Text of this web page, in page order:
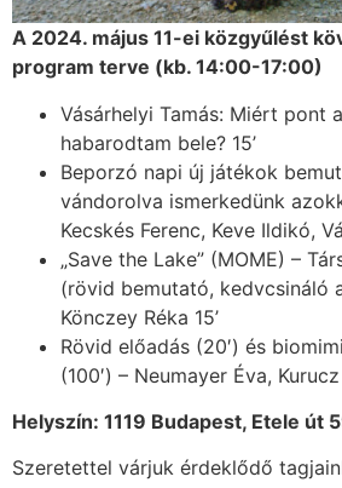
A 2024. május 11-ei közgyűlést
program terve (kb. 14:00-17:00)
Vásárhelyi Tamás: Miért pont
habarodtam bele? 15’
Beporzó napi új játékok
vándorolva ismerkedünk
Kecskés Ferenc, Keve Ildikó,
„Save the Lake” (MOME) –
(rövid bemutató, kedvcsináló
Könczey Réka 15’
Rövid előadás (20′) és
(100′) – Neumayer Éva,
Helyszín: 1119 Budapest, Etele út
Szeretettel várjuk érdeklődő